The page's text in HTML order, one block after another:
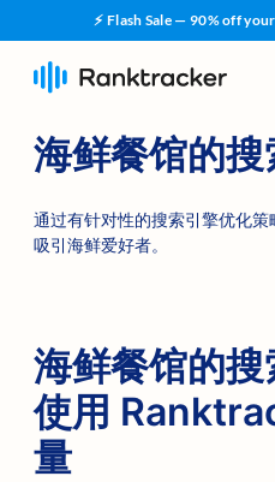
⚡ Flash Sale — 90% off
海鲜餐馆的
通过有针对性的搜索引擎优化策
吸引海鲜爱好者。
海鲜餐馆的搜
使用
量